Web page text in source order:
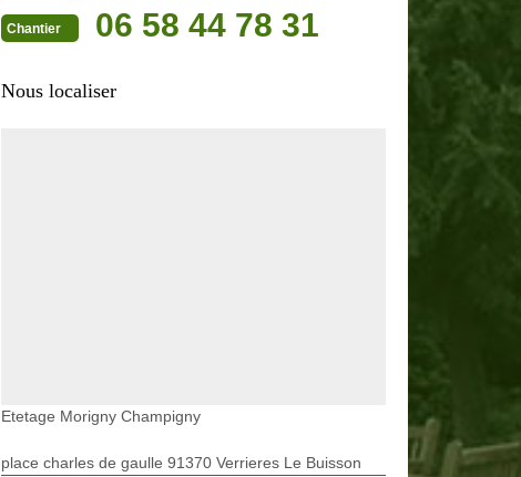
Chantier 06 58 44 78 31
Nous localiser
Etetage Morigny Champigny
place charles de gaulle 91370 Verrieres Le Buisson